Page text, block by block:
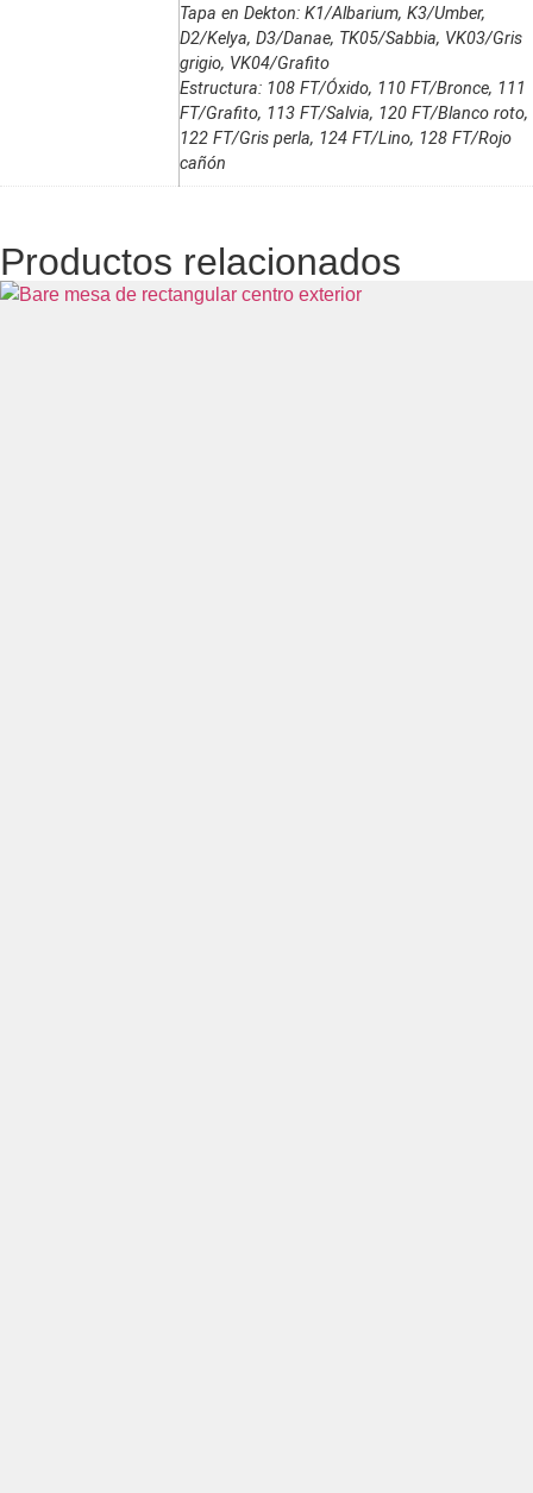
Tapa en Dekton: K1/Albarium, K3/Umber,
D2/Kelya, D3/Danae, TK05/Sabbia, VK03/Gris
grigio, VK04/Grafito
Estructura: 108 FT/Óxido, 110 FT/Bronce, 111
FT/Grafito, 113 FT/Salvia, 120 FT/Blanco roto,
122 FT/Gris perla, 124 FT/Lino, 128 FT/Rojo
cañón
Productos relacionados